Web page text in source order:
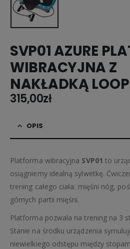
SVP01 AZURE
WIBRACYJNA Z
NAKŁADKĄ LOOP
315,00zł
OPIS
Platforma wibracyjna SVP01 to
osiągniemy idealną sylwetkę.
trening całego ciała: mięśni nóg,
górnych partii mięśni.
Platforma pozwala na trening na 3
Stanie na środku urządzenia
niewielkiego odstępu między